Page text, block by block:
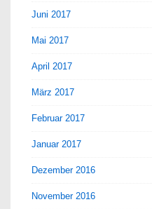
Juni 2017
Mai 2017
April 2017
März 2017
Februar 2017
Januar 2017
Dezember 2016
November 2016